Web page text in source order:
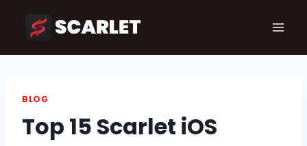
BLOG
Top 15 Scarlet iOS